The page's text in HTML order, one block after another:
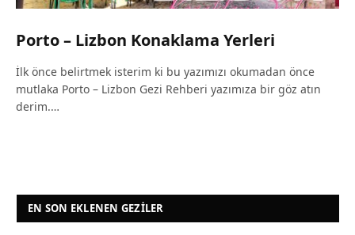
Porto – Lizbon Konaklama Yerleri
İlk önce belirtmek isterim ki bu yazımızı okumadan önce
mutlaka Porto – Lizbon Gezi Rehberi yazımıza bir göz atın
derim.…
EN SON EKLENEN GEZILER